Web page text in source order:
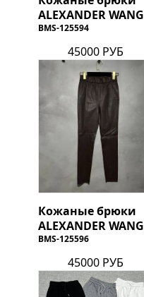
ALEXANDER WANG
BMS-125594
45000 РУБ
Кожаные брюки
ALEXANDER WANG
BMS-125596
45000 РУБ